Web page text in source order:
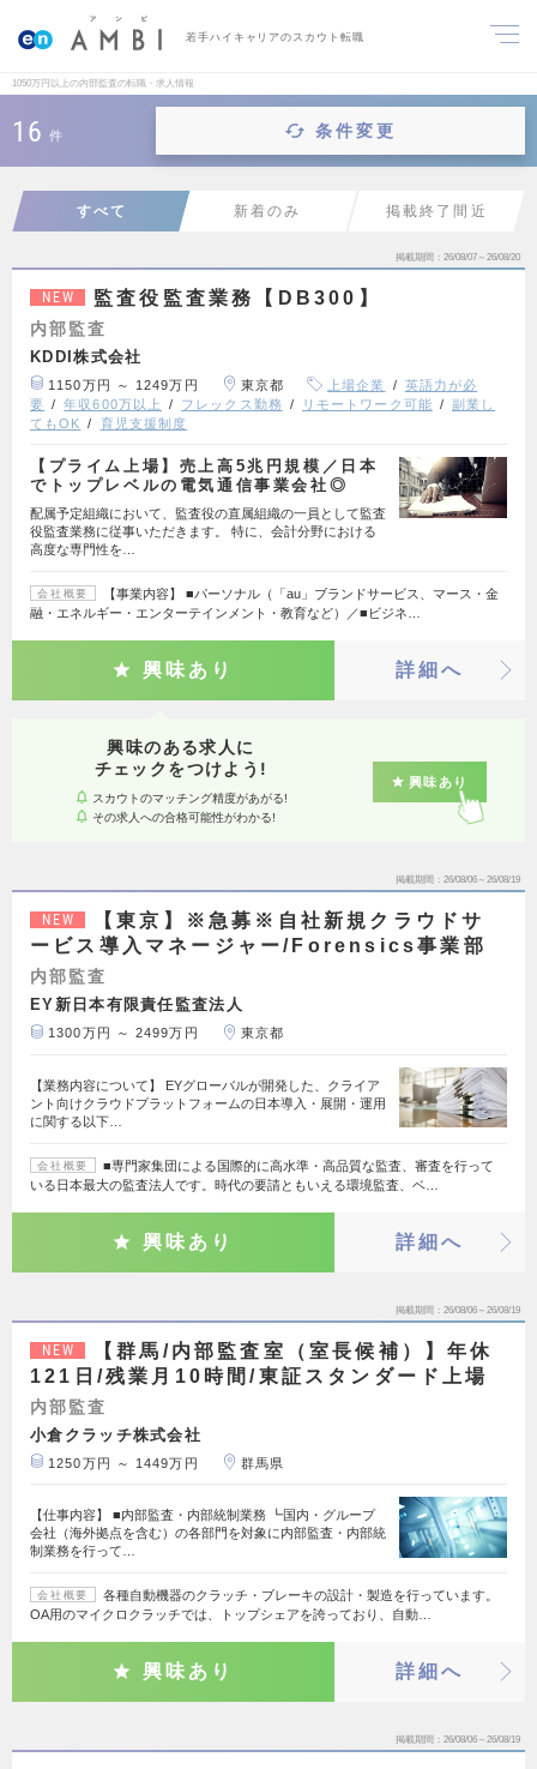
若手ハイキャリアのスカウト転職
1050万円以上の内部監査の転職・求人情報
16 件 条件変更
すべて 新着のみ 掲載終了間近
掲載期間 26/08/07～26/08/20
NEW 監査役監査業務【DB300】
内部監査
KDDI株式会社
1150万円 ～ 1249万円 東京都 上場企業
英語力が必
要
年収600万以上 フレックス勤務 リモートワーク可能
副業し
てもOK
育児支援制度
【プライム上場】売上高5兆円規模／日本
でトップレベルの電気通信事業会社◎
配属予定組織において、監査役の直属組織の一員として監査
役監査業務に従事いただきます。 特に、会計分野における
高度な専門性を…
会社概要
【事業内容】 ■パーソナル（「au」ブランドサービス、マース・金
融・エネルギー・エンターテインメント・教育など）／■ビジネ…
興味あり 詳細へ
興味のある求人に
チェックをつけよう!
スカウトのマッチング精度があがる!
その求人への合格可能性がわかる!
興味あり
掲載期間 26/08/06～26/08/19
NEW
【東京】※急募※自社新規クラウドサ
ービス導入マネージャー/Forensics事業部
内部監査
EY新日本有限責任監査法人
1300万円 ～ 2499万円 東京都
【業務内容について】 EYグローバルが開発した、クライア
ント向けクラウドプラットフォームの日本導入・展開・運用
に関する以下…
会社概要
■専門家集団による国際的に高水準・高品質な監査、審査を行って
いる日本最大の監査法人です。時代の要請ともいえる環境監査、ベ…
興味あり 詳細へ
掲載期間 26/08/06～26/08/19
NEW
【群馬/内部監査室（室長候補）】年休
121日/残業月10時間/東証スタンダード上場
内部監査
小倉クラッチ株式会社
1250万円 ～ 1449万円 群馬県
【仕事内容】 ■内部監査・内部統制業務 ┗国内・グループ
会社（海外拠点を含む）の各部門を対象に内部監査・内部統
制業務を行って…
会社概要
各種自動機器のクラッチ・ブレーキの設計・製造を行っています。
OA用のマイクロクラッチでは、トップシェアを誇っており、自動…
興味あり 詳細へ
掲載期間 26/08/06～26/08/19